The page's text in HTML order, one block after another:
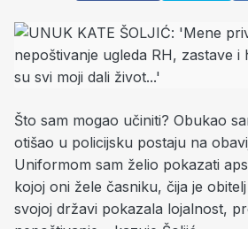
Što sam mogao učiniti? Obukao
otišao u policijsku postaju na
Uniformom sam želio pokazati
kojoj oni žele časniku, čija je
svojoj državi pokazala lojalnost,